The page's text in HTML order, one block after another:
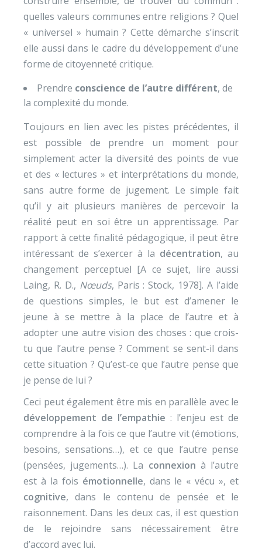
quelles valeurs communes entre religions ? Quel
« universel » humain ? Cette démarche s’inscrit
elle aussi dans le cadre du développement d’une
forme de citoyenneté critique.
Prendre conscience de l’autre différent, de
la complexité du monde.
Toujours en lien avec les pistes précédentes, il
est possible de prendre un moment pour
simplement acter la diversité des points de vue
et des « lectures » et interprétations du monde,
sans autre forme de jugement. Le simple fait
qu’il y ait plusieurs manières de percevoir la
réalité peut en soi être un apprentissage. Par
rapport à cette finalité pédagogique, il peut être
intéressant de s’exercer à la décentration, au
changement perceptuel [A ce sujet, lire aussi
Laing, R. D., Nœuds, Paris : Stock, 1978]. A l’aide
de questions simples, le but est d’amener le
jeune à se mettre à la place de l’autre et à
adopter une autre vision des choses : que crois-
tu que l’autre pense ? Comment se sent-il dans
cette situation ? Qu’est-ce que l’autre pense que
je pense de lui ?
Ceci peut également être mis en parallèle avec le
développement de l’empathie : l’enjeu est de
comprendre à la fois ce que l’autre vit (émotions,
besoins, sensations…), et ce que l’autre pense
(pensées, jugements…). La connexion à l’autre
est à la fois émotionnelle, dans le « vécu », et
cognitive, dans le contenu de pensée et le
raisonnement. Dans les deux cas, il est question
de le rejoindre sans nécessairement être
d’accord avec lui.